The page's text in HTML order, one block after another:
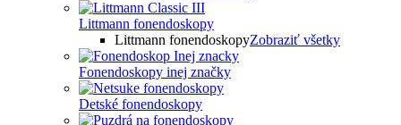
Littmann fonendoskopy
Littmann fonendoskopyZobraziť všetky
Fonendoskopy inej značky
Detské fonendoskopy